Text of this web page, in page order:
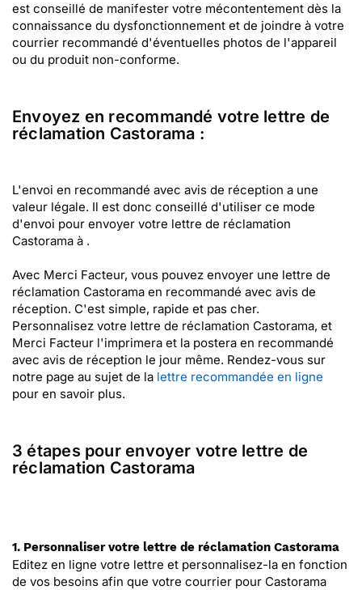
est conseillé de manifester votre mécontentement dès la
connaissance du dysfonctionnement et de joindre à votre
courrier recommandé d'éventuelles photos de l'appareil
ou du produit non-conforme.
Envoyez en recommandé votre lettre de
réclamation Castorama :
L'envoi en recommandé avec avis de réception a une
valeur légale. Il est donc conseillé d'utiliser ce mode
d'envoi pour envoyer votre lettre de réclamation
Castorama à .
Avec Merci Facteur, vous pouvez envoyer une lettre de
réclamation Castorama en recommandé avec avis de
réception. C'est simple, rapide et pas cher.
Personnalisez votre lettre de réclamation Castorama, et
Merci Facteur l'imprimera et la postera en recommandé
avec avis de réception le jour même. Rendez-vous sur
notre page au sujet de la lettre recommandée en ligne
pour en savoir plus.
3 étapes pour envoyer votre lettre de
réclamation Castorama
1. Personnaliser votre lettre de réclamation Castorama
Editez en ligne votre lettre et personnalisez-la en fonction
de vos besoins afin que votre courrier pour Castorama